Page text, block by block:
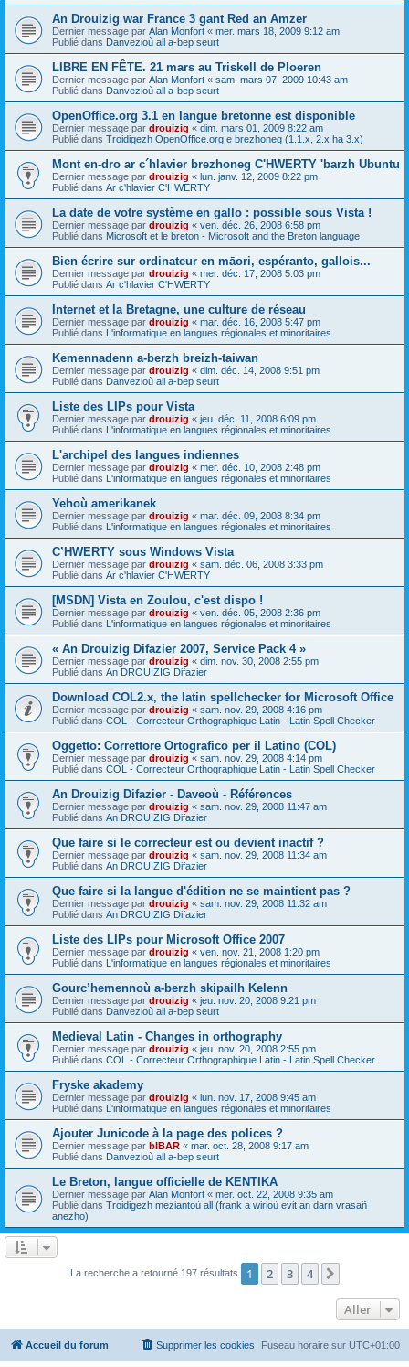
An Drouizig war France 3 gant Red an Amzer
Dernier message par Alan Monfort « mer. mars 18, 2009 9:12 am
Publié dans Danvezioù all a-bep seurt
LIBRE EN FÊTE. 21 mars au Triskell de Ploeren
Dernier message par Alan Monfort « sam. mars 07, 2009 10:43 am
Publié dans Danvezioù all a-bep seurt
OpenOffice.org 3.1 en langue bretonne est disponible
Dernier message par drouizig « dim. mars 01, 2009 8:22 am
Publié dans Troidigezh OpenOffice.org e brezhoneg (1.1.x, 2.x ha 3.x)
Mont en-dro ar c´hlavier brezhoneg C'HWERTY 'barzh Ubuntu
Dernier message par drouizig « lun. janv. 12, 2009 8:22 pm
Publié dans Ar c'hlavier C'HWERTY
La date de votre système en gallo : possible sous Vista !
Dernier message par drouizig « ven. déc. 26, 2008 6:58 pm
Publié dans Microsoft et le breton - Microsoft and the Breton language
Bien écrire sur ordinateur en māori, espéranto, gallois...
Dernier message par drouizig « mer. déc. 17, 2008 5:03 pm
Publié dans Ar c'hlavier C'HWERTY
Internet et la Bretagne, une culture de réseau
Dernier message par drouizig « mar. déc. 16, 2008 5:47 pm
Publié dans L'informatique en langues régionales et minoritaires
Kemennadenn a-berzh breizh-taiwan
Dernier message par drouizig « dim. déc. 14, 2008 9:51 pm
Publié dans Danvezioù all a-bep seurt
Liste des LIPs pour Vista
Dernier message par drouizig « jeu. déc. 11, 2008 6:09 pm
Publié dans L'informatique en langues régionales et minoritaires
L'archipel des langues indiennes
Dernier message par drouizig « mer. déc. 10, 2008 2:48 pm
Publié dans L'informatique en langues régionales et minoritaires
Yehoù amerikanek
Dernier message par drouizig « mar. déc. 09, 2008 8:34 pm
Publié dans L'informatique en langues régionales et minoritaires
C’HWERTY sous Windows Vista
Dernier message par drouizig « sam. déc. 06, 2008 3:33 pm
Publié dans Ar c'hlavier C'HWERTY
[MSDN] Vista en Zoulou, c'est dispo !
Dernier message par drouizig « ven. déc. 05, 2008 2:36 pm
Publié dans L'informatique en langues régionales et minoritaires
« An Drouizig Difazier 2007, Service Pack 4 »
Dernier message par drouizig « dim. nov. 30, 2008 2:55 pm
Publié dans An DROUIZIG Difazier
Download COL2.x, the latin spellchecker for Microsoft Office
Dernier message par drouizig « sam. nov. 29, 2008 4:16 pm
Publié dans COL - Correcteur Orthographique Latin - Latin Spell Checker
Oggetto: Correttore Ortografico per il Latino (COL)
Dernier message par drouizig « sam. nov. 29, 2008 4:14 pm
Publié dans COL - Correcteur Orthographique Latin - Latin Spell Checker
An Drouizig Difazier - Daveoù - Références
Dernier message par drouizig « sam. nov. 29, 2008 11:47 am
Publié dans An DROUIZIG Difazier
Que faire si le correcteur est ou devient inactif ?
Dernier message par drouizig « sam. nov. 29, 2008 11:34 am
Publié dans An DROUIZIG Difazier
Que faire si la langue d'édition ne se maintient pas ?
Dernier message par drouizig « sam. nov. 29, 2008 11:32 am
Publié dans An DROUIZIG Difazier
Liste des LIPs pour Microsoft Office 2007
Dernier message par drouizig « ven. nov. 21, 2008 1:20 pm
Publié dans L'informatique en langues régionales et minoritaires
Gourc’hemennoù a-berzh skipailh Kelenn
Dernier message par drouizig « jeu. nov. 20, 2008 9:21 pm
Publié dans Danvezioù all a-bep seurt
Medieval Latin - Changes in orthography
Dernier message par drouizig « jeu. nov. 20, 2008 2:55 pm
Publié dans COL - Correcteur Orthographique Latin - Latin Spell Checker
Fryske akademy
Dernier message par drouizig « lun. nov. 17, 2008 9:45 am
Publié dans L'informatique en langues régionales et minoritaires
Ajouter Junicode à la page des polices ?
Dernier message par bIBAR « mar. oct. 28, 2008 9:17 am
Publié dans Danvezioù all a-bep seurt
Le Breton, langue officielle de KENTIKA
Dernier message par Alan Monfort « mer. oct. 22, 2008 9:35 am
Publié dans Troidigezh meziantoù all (frank a wirioù evit an darn vrasañ
anezho)
La recherche a retourné 197 résultats 1 2 3 4
Aller
Accueil du forum Fuseau horaire sur UTC+01:00
Supprimer les cookies